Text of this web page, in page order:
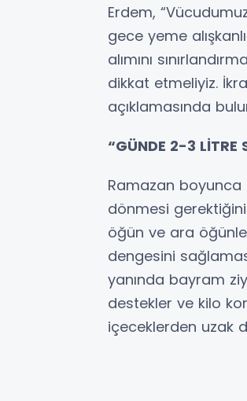
Erdem,
gece yeme
alımını
dikkat etmeliyiz.
açıklamasında
“GÜNDE 2-3 LİTRE
Ramazan
dönmesi
öğün ve ara
dengesini
yanında bayram
destekler ve kilo
içeceklerden uzak